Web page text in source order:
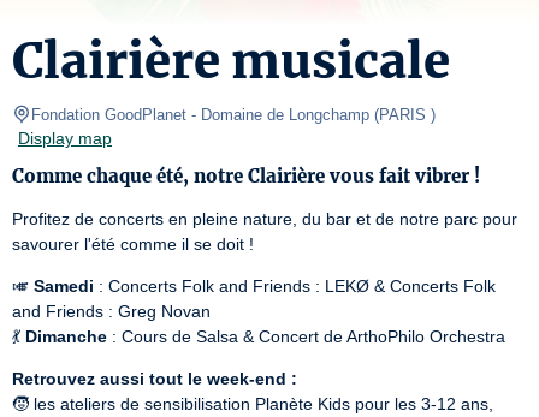
Clairière musicale
Fondation GoodPlanet - Domaine de Longchamp (PARIS )
Display map
Comme chaque été, notre Clairière vous fait vibrer !
Profitez de concerts en pleine nature, du bar et de notre parc pour
savourer l'été comme il se doit !
🎺 Samedi : Concerts Folk and Friends : LEKØ & Concerts Folk
and Friends : Greg Novan
💃 Dimanche : Cours de Salsa & Concert de ArthoPhilo Orchestra
Retrouvez aussi tout le week-end :
🧒 les ateliers de sensibilisation Planète Kids pour les 3-12 ans,